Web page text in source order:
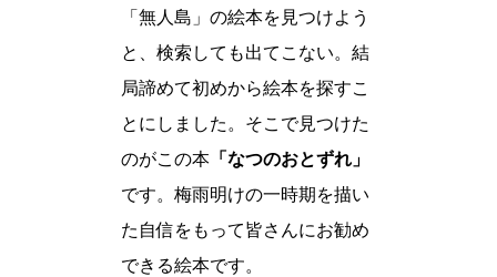
「無人島」の絵本を見つけよう
と、検索しても出てこない。結
局諦めて初めから絵本を探すこ
とにしました。そこで見つけた
のがこの本 「なつのおとずれ」
です。梅雨明けの一時期を描い
た自信をもって皆さんにお勧め
できる絵本です。